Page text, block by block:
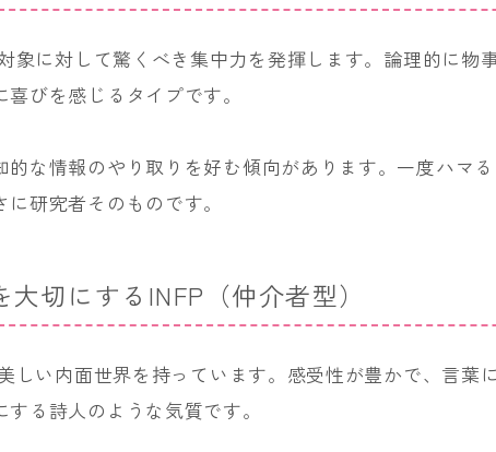
象に対して驚くべき集中力を発揮します。論理的に物
びを感じるタイプです。
な情報のやり取りを好む傾向があります。一度ハマ
研究者そのものです。
切にするINFP（仲介者型）
しい内面世界を持っています。感受性が豊かで、言葉
る詩人のような気質です。